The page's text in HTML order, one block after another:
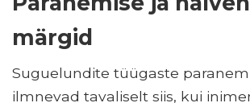
märgid
Suguelundite tüügaste
ilmnevad tavaliselt siis, kui